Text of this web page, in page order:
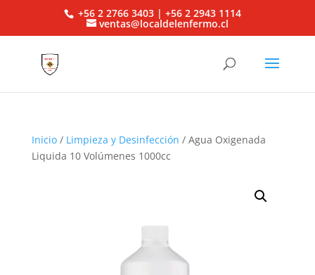
+56 2 2766 3403 | +56 2 2943 1114
ventas@localdelenfermo.cl
Inicio/ Limpieza y Desinfección / Agua Oxigenada
Liquida 10 Volúmenes 1000cc